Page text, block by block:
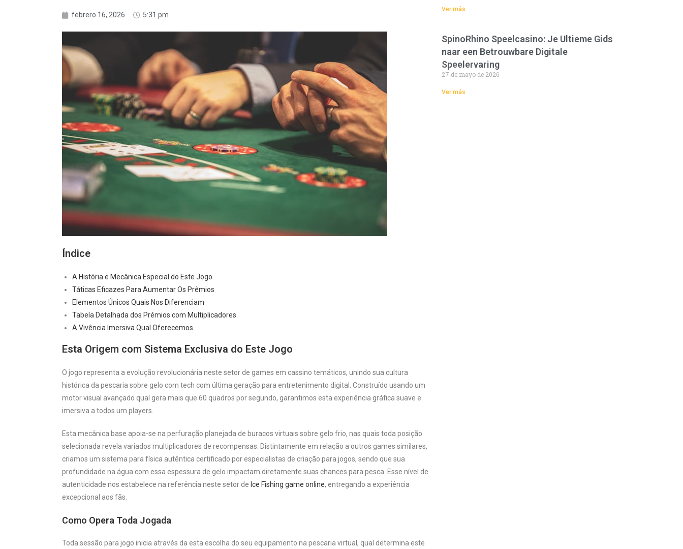
febrero 16, 2026 5:31 pm
Índice
A História e Mecânica Especial do Este Jogo
Táticas Eficazes Para Aumentar Os Prêmios
Elementos Únicos Quais Nos Diferenciam
Tabela Detalhada dos Prémios com Multiplicadores
A Vivência Imersiva Qual Oferecemos
Esta Origem com Sistema Exclusiva do Este Jogo
O jogo representa a evolução revolucionária neste setor de games em cassino temáticos, unindo sua cultura
histórica da pescaria sobre gelo com tech com última geração para entretenimento digital. Construído usando um
motor visual avançado qual gera mais que 60 quadros por segundo, garantimos esta experiência gráfica suave e
imersiva a todos um players.
Esta mecânica base apoia-se na perfuração planejada de buracos virtuais sobre gelo frio, nas quais toda posição
selecionada revela variados multiplicadores de recompensas. Distintamente em relação a outros games similares,
criamos um sistema para física autêntica certificado por especialistas de criação para jogos, sendo que sua
profundidade na água com essa espessura de gelo impactam diretamente suas chances para pesca. Esse nível de
autenticidade nos estabelece na referência neste setor de Ice Fishing game online, entregando a experiência
excepcional aos fãs.
Como Opera Toda Jogada
Toda sessão para jogo inicia através da esta escolha do seu equipamento na pescaria virtual, qual determina este
Ver más
SpinoRhino Speelcasino: Je Ultieme Gids
naar een Betrouwbare Digitale
Speelervaring
27 de mayo de 2026
Ver más